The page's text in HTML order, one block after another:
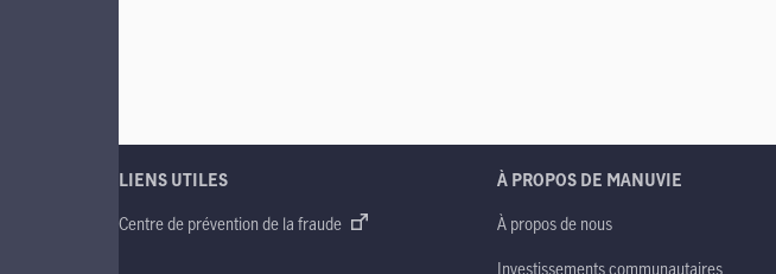
LIENS UTILES
Centre de prévention de la fraude
À PROPOS DE MANUVIE
À propos de nous
Investissements communautaires